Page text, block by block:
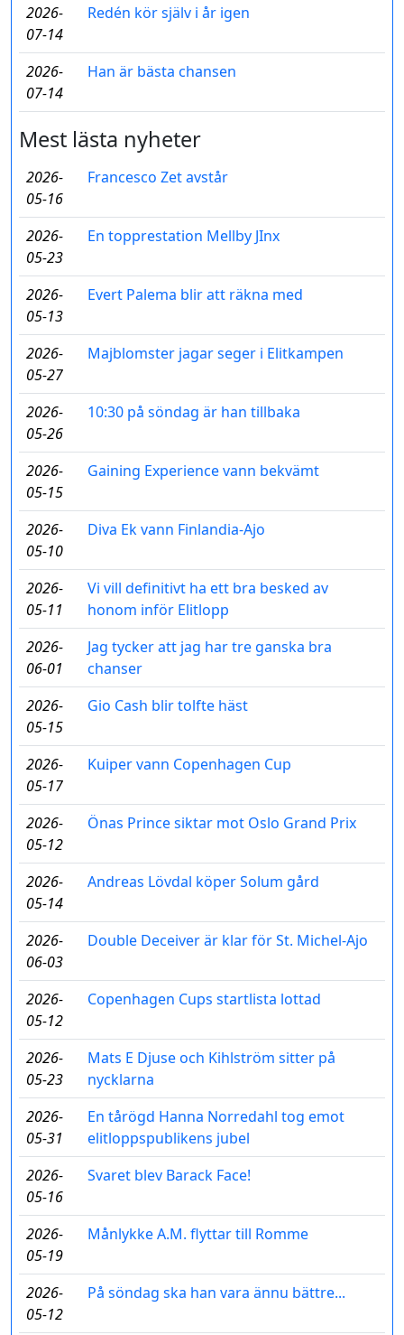
2026-
07-14
Redén kör själv i år igen
2026-
07-14
Han är bästa chansen
Mest lästa nyheter
2026-
05-16
Francesco Zet avstår
2026-
05-23
En topprestation Mellby JInx
2026-
05-13
Evert Palema blir att räkna med
2026-
05-27
Majblomster jagar seger i Elitkampen
2026-
05-26
10:30 på söndag är han tillbaka
2026-
05-15
Gaining Experience vann bekvämt
2026-
05-10
Diva Ek vann Finlandia-Ajo
2026-
05-11
Vi vill definitivt ha ett bra besked av
honom inför Elitlopp
2026-
06-01
Jag tycker att jag har tre ganska bra
chanser
2026-
05-15
Gio Cash blir tolfte häst
2026-
05-17
Kuiper vann Copenhagen Cup
2026-
05-12
Önas Prince siktar mot Oslo Grand Prix
2026-
05-14
Andreas Lövdal köper Solum gård
2026-
06-03
Double Deceiver är klar för St. Michel-Ajo
2026-
05-12
Copenhagen Cups startlista lottad
2026-
05-23
Mats E Djuse och Kihlström sitter på
nycklarna
2026-
05-31
En tårögd Hanna Norredahl tog emot
elitloppspublikens jubel
2026-
05-16
Svaret blev Barack Face!
2026-
05-19
Månlykke A.M. flyttar till Romme
2026-
05-12
På söndag ska han vara ännu bättre...